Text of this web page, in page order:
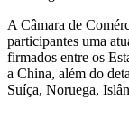
A Câmara de
participantes uma
firmados entre os
a China, além do
Suíça, Noruega,